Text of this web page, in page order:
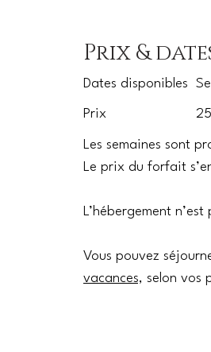
Prix &
Dates disponibles
Prix
Les semaines sont
Le prix du forfait
L’hébergement
Vous pouvez
vacances, selon vos